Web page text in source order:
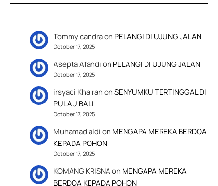
Tommy candraon PELANGI DI UJUNG JALAN
October 17, 2025
Asepta Afandion PELANGI DI UJUNG JALAN
October 17, 2025
irsyadi KhairanonSENYUMKU TERTINGGAL DI
PULAU BALI
October 17, 2025
Muhamad aldion MENGAPA MEREKA BERDOA
KEPADA POHON
October 17, 2025
KOMANG KRISNAon MENGAPA MEREKA
BERDOA KEPADA POHON